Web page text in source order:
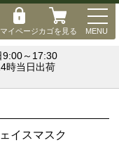
マイページカゴを見る MENU
9:00～17:30
時当日出荷
イスマスク